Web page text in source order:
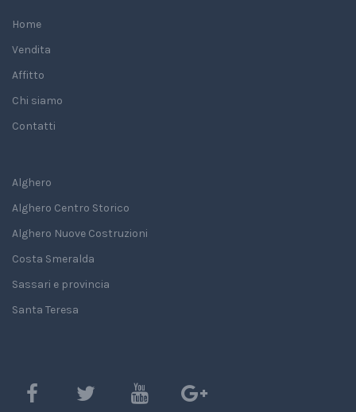
Home
Vendita
Affitto
Chi siamo
Contatti
Alghero
Alghero Centro Storico
Alghero Nuove Costruzioni
Costa Smeralda
Sassari e provincia
Santa Teresa